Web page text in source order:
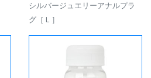
シルバージュエリーアナルプラ
グ［Ｌ］